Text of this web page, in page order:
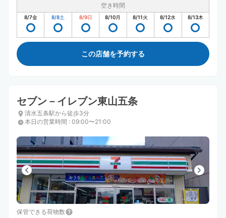
空き時間
8/7金 8/8土 8/9日 8/10月 8/11火 8/12水 8/13木
この店舗を予約する
セブン－イレブン東山五条
清水五条駅から徒歩3分
本日の営業時間 : 09:00〜21:00
保管できる荷物数